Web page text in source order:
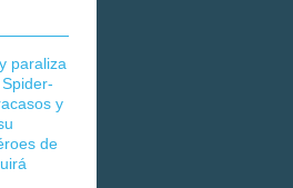
paraliza
y
de